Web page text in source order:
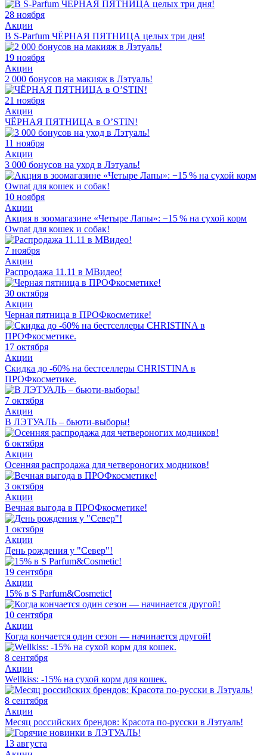
28 ноября
Акции
В S-Parfum ЧЁРНАЯ ПЯТНИЦА целых три дня!
19 ноября
Акции
2 000 бонусов на макияж в Лэтуаль!
21 ноября
Акции
ЧЁРНАЯ ПЯТНИЦА в O’STIN!
11 ноября
Акции
3 000 бонусов на уход в Лэтуаль!
10 ноября
Акции
Акция в зоомагазине «Четыре Лапы»: −15 % на сухой корм
Ownat для кошек и собак!
7 ноября
Акции
Распродажа 11.11 в МВидео!
30 октября
Акции
Черная пятница в ПРОФкосметике!
17 октября
Акции
Скидка до -60% на бестселлеры CHRISTINA в
ПРОФкосметике.
7 октября
Акции
В ЛЭТУАЛЬ – бьюти-выборы!
6 октября
Акции
Осенняя распродажа для четвероногих модников!
3 октября
Акции
Вечная выгода в ПРОФкосметике!
1 октября
Акции
День рождения у "Север"!
19 сентября
Акции
15% в S Parfum&Cosmetic!
10 сентября
Акции
Когда кончается один сезон — начинается другой!
8 сентября
Акции
Wellkiss: -15% на сухой корм для кошек.
8 сентября
Акции
Месяц российских брендов: Красота по-русски в Лэтуаль!
13 августа